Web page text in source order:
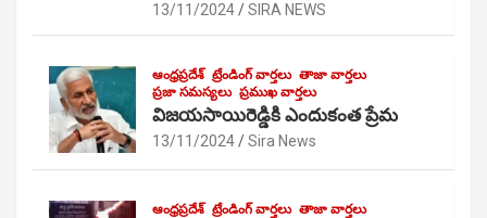
13/11/2024 SIRA NEWS
ఆంధ్రప్రదేశ్ ట్రేండింగ్ వార్తలు తాజా వార్తలు
ప్రజా సమస్యలు ప్రముఖ వార్తలు
విజయసాయిరెడ్డికి ఎందుకంత ప్రేమ
13/11/2024 Sira News
ఆంధ్రప్రదేశ్ ట్రేండింగ్ వార్తలు తాజా వార్తలు